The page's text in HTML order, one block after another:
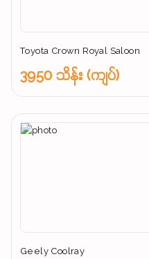
Toyota Crown Royal Saloon
3950 သိန်း (ကျပ်)
Geely Coolray